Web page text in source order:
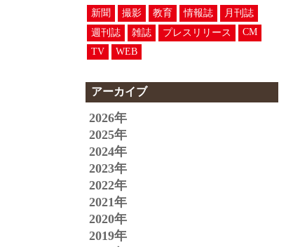
新聞 撮影 教育 情報誌
月刊誌
週刊誌
雑誌 プレスリリース
CM
TV
WEB
アーカイブ
2026年
2025年
2024年
2023年
2022年
2021年
2020年
2019年